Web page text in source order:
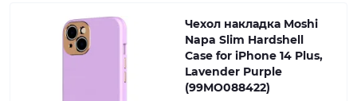
Чехол накладка Moshi
Napa Slim Hardshell
Case for iPhone 14 Plus,
Lavender Purple
(99MO088422)